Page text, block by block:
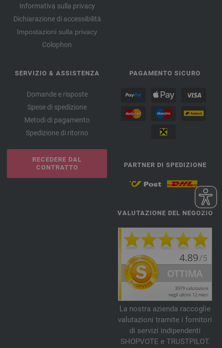
Informativa sulla privacy
Dichiarazione di accessibilità
Impostazioni sulla privacy
Colophon
SERVIZIO & ASSISTENZA
Domande e risposte
Spese di spedizione
Metodi di pagamento
Spedizione di ritorno
RECEDERE DAL
CONTRATTO
PAGAMENTO SICURO
PARTNER DI SPEDIZIONE
VALUTAZIONE DEL NEGOZIO
La nostra azienda raccoglie
valutazioni tramite i fornitori
di servizi indipendenti
SHOPVOTE e TRUSTPILOT.